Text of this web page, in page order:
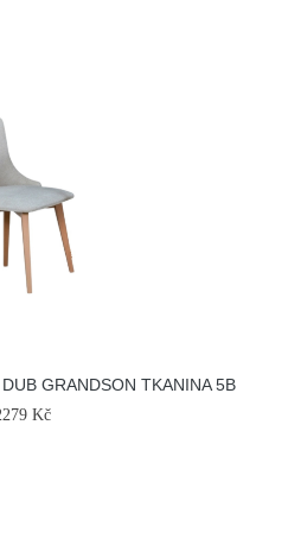
GRANDSON TKANINA 5B
Kč